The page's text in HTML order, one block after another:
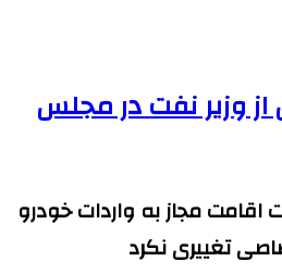
وزیر نفت در مجلس
اقامت مجاز به واردات خودرو
تغییری نکرد